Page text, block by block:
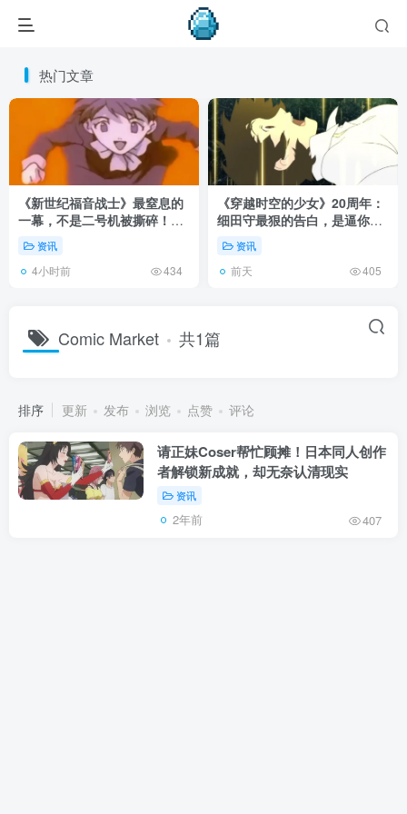
热门文章
《新世纪福音战士》最窒息的
一幕，不是二号机被撕碎！而
是明日香发现母亲遗体！
资讯
4小时前 434
《穿越时空的少女》20周年：
细田守最狠的告白，是逼你承
认有些夏天回不去了！
资讯
前天 405
Comic Market 共1篇
排序 更新 发布 浏览 点赞 评论
请正妹Coser帮忙顾摊！日本同人创作
者解锁新成就，却无奈认清现实
资讯
2年前 407